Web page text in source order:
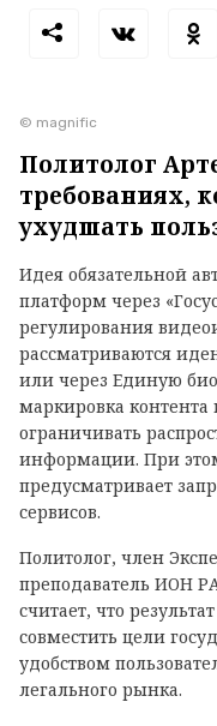
© magnific
Политолог
требованиях,
ухудшать
Идея обязательной
платформ через
регулирования
рассматриваются
или через Единую
маркировка контента
ограничивать
информации. При
предусматривает
сервисов.
Политолог, член
преподаватель ИОН
считает, что
совместить цели
удобством
легального рынка.